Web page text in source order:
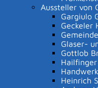
Aussteller von
Gargiulo
Geckeler
Glaser-
Gottlob
Heinrich
Klasse 1(152,3 KB)
haben wir für Sie im
Sie können uns die
Werkrealschule,